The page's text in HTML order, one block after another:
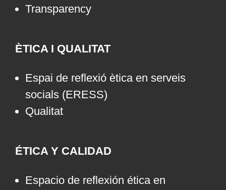
Transparency
ÈTICA I QUALITAT
Espai de reflexió ètica en serveis
socials (ERESS)
Qualitat
ÉTICA Y CALIDAD
Espacio de reflexión ética en